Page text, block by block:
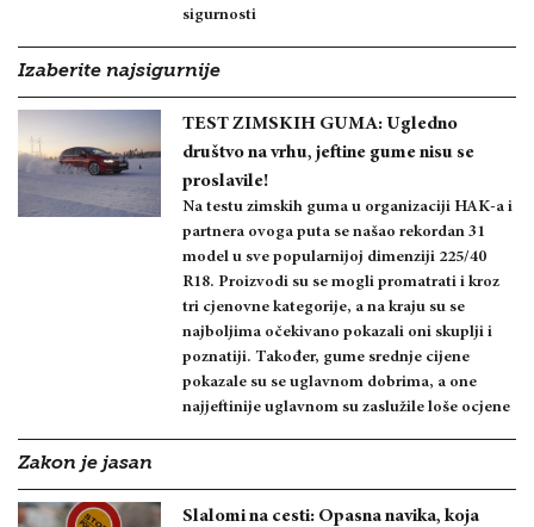
sigurnosti
Izaberite najsigurnije
TEST ZIMSKIH GUMA: Ugledno
društvo na vrhu, jeftine gume nisu se
proslavile!
Na testu zimskih guma u organizaciji HAK-a i
partnera ovoga puta se našao rekordan 31
model u sve popularnijoj dimenziji 225/40
R18. Proizvodi su se mogli promatrati i kroz
tri cjenovne kategorije, a na kraju su se
najboljima očekivano pokazali oni skuplji i
poznatiji. Također, gume srednje cijene
pokazale su se uglavnom dobrima, a one
najjeftinije uglavnom su zaslužile loše ocjene
Zakon je jasan
Slalomi na cesti: Opasna navika, koja